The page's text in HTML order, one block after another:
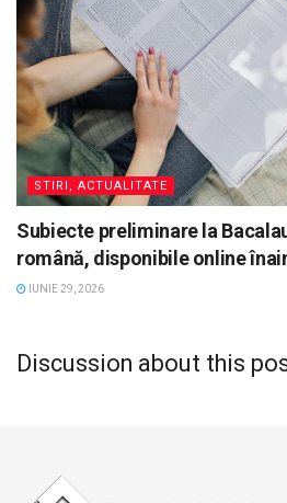
STIRI, ACTUALITATE
Subiecte preliminare la
română, disponibile online
IUNIE 29, 2026
Discussion about this